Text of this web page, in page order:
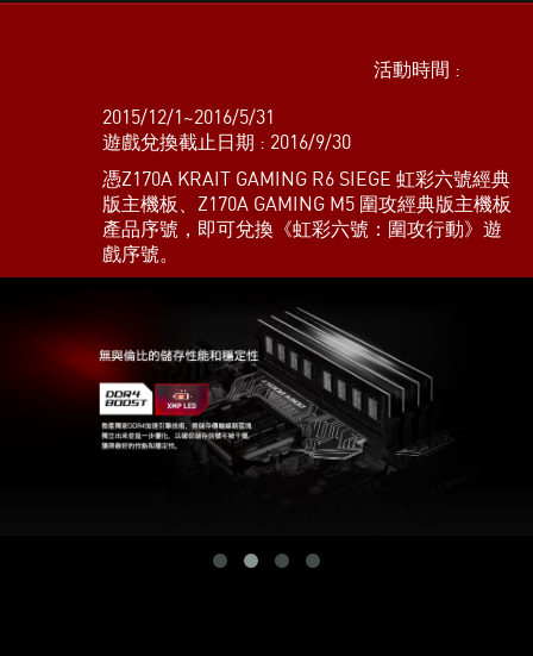
活動時間 :
2015/12/1~2016/5/31
遊戲兌換截止日期 : 2016/9/30
憑Z170A KRAIT GAMING R6 SIEGE 虹彩六號經典
版主機板、Z170A GAMING M5 圍攻經典版主機板
產品序號，即可兌換《虹彩六號：圍攻行動》遊
戲序號。